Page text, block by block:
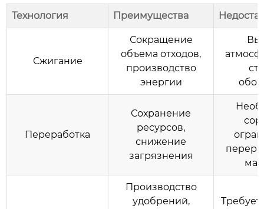
Технология Преимущества
Сжигание
Сокращение
объема отходов,
производство
энергии
Переработка
Сохранение
ресурсов,
снижение
загрязнения
Производство
удобрений,